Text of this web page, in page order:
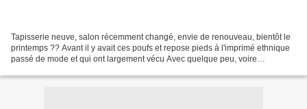
Tapisserie neuve, salon récemment changé, envie de renouveau, bientôt le
printemps ?? Avant il y avait ces poufs et repose pieds à l'imprimé ethnique
passé de mode et qui ont largement vécu Avec quelque peu, voire